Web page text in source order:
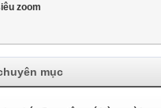
zoom
mục